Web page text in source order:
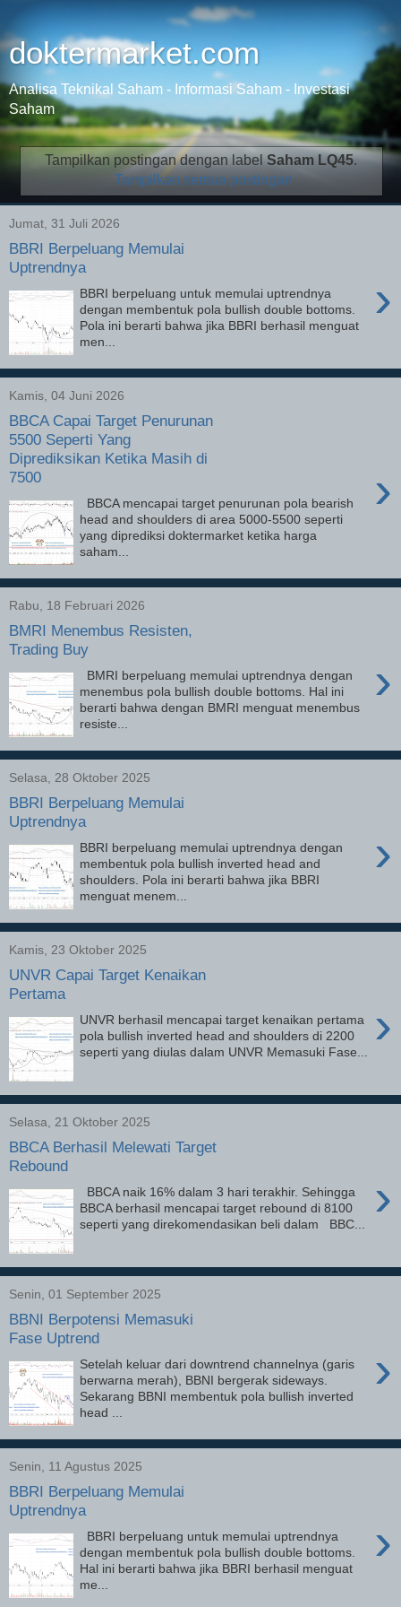
doktermarket.com
Analisa Teknikal Saham - Informasi Saham - Investasi
Saham
Tampilkan postingan dengan labelSaham LQ45.
Tampilkan semua postingan
Jumat, 31 Juli 2026
BBRI Berpeluang Memulai
Uptrendnya
›
BBRI berpeluang untuk memulai uptrendnya
dengan membentuk pola bullish double bottoms.
Pola ini berarti bahwa jika BBRI berhasil menguat
men...
Kamis, 04 Juni 2026
BBCA Capai Target Penurunan
5500 Seperti Yang
Diprediksikan Ketika Masih di
7500
›
BBCA mencapai target penurunan pola bearish
head and shoulders di area 5000-5500 seperti
yang diprediksi doktermarket ketika harga
saham...
Rabu, 18 Februari 2026
BMRI Menembus Resisten,
Trading Buy
›
BMRI berpeluang memulai uptrendnya dengan
menembus pola bullish double bottoms. Hal ini
berarti bahwa dengan BMRI menguat menembus
resiste...
Selasa, 28 Oktober 2025
BBRI Berpeluang Memulai
Uptrendnya
›
BBRI berpeluang memulai uptrendnya dengan
membentuk pola bullish inverted head and
shoulders. Pola ini berarti bahwa jika BBRI
menguat menem...
Kamis, 23 Oktober 2025
UNVR Capai Target Kenaikan
Pertama
›
UNVR berhasil mencapai target kenaikan pertama
pola bullish inverted head and shoulders di 2200
seperti yang diulas dalam UNVR Memasuki Fase...
Selasa, 21 Oktober 2025
BBCA Berhasil Melewati Target
Rebound
›
BBCA naik 16% dalam 3 hari terakhir. Sehingga
BBCA berhasil mencapai target rebound di 8100
seperti yang direkomendasikan beli dalam BBC...
Senin, 01 September 2025
BBNI Berpotensi Memasuki
Fase Uptrend
›
Setelah keluar dari downtrend channelnya (garis
berwarna merah), BBNI bergerak sideways.
Sekarang BBNI membentuk pola bullish inverted
head ...
Senin, 11 Agustus 2025
BBRI Berpeluang Memulai
Uptrendnya
›
BBRI berpeluang untuk memulai uptrendnya
dengan membentuk pola bullish double bottoms.
Hal ini berarti bahwa jika BBRI berhasil menguat
me...